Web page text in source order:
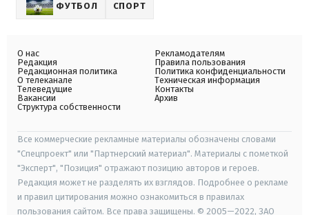
ФУТБОЛ СПОРТ
О нас
Редакция
Редакционная политика
О телеканале
Телеведущие
Вакансии
Структура собственности
Рекламодателям
Правила пользования
Политика конфиденциальности
Техническая информация
Контакты
Архив
Все коммерческие рекламные материалы обозначены словами
"Спецпроект" или "Партнерский материал". Материалы с пометкой
"Эксперт", "Позиция" отражают позицию авторов и героев.
Редакция может не разделять их взглядов. Подробнее о рекламе
и правил цитирования можно ознакомиться в правилах
пользования сайтом. Все права защищены. © 2005—2022, ЗАО